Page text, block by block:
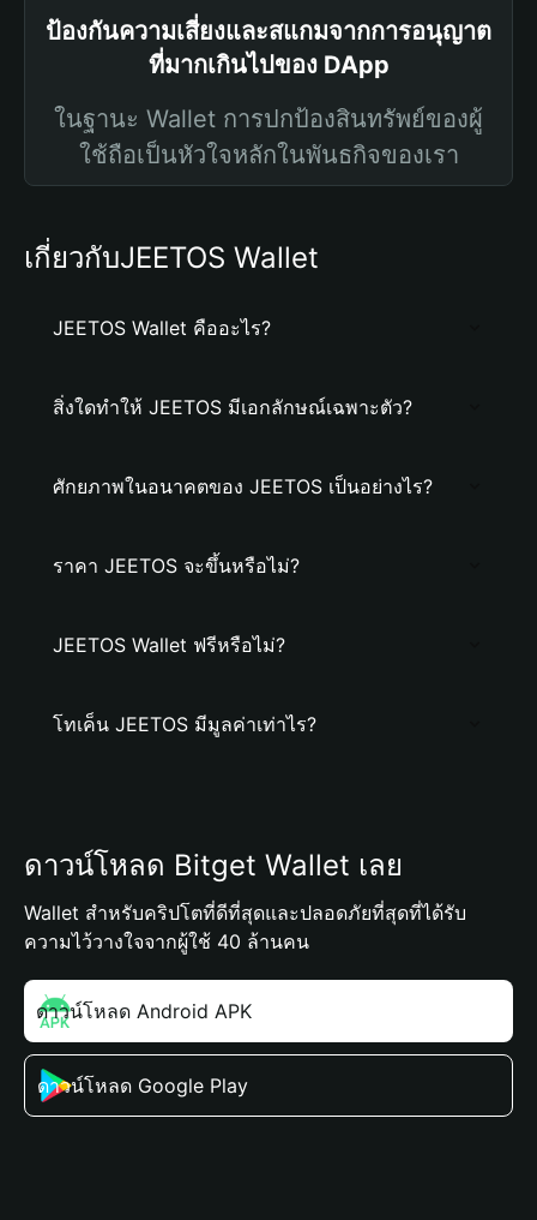
ป้องกันความเสี่ยงและสแกมจากการอนุญาต
ที่มากเกินไปของ DApp
ในฐานะ Wallet การปกป้องสินทรัพย์ของผู้
ใช้ถือเป็นหัวใจหลักในพันธกิจของเรา
เกี่ยวกับJEETOS Wallet
JEETOS Wallet คืออะไร?
สิ่งใดทำให้ JEETOS มีเอกลักษณ์เฉพาะตัว?
ศักยภาพในอนาคตของ JEETOS เป็นอย่างไร?
ราคา JEETOS จะขึ้นหรือไม่?
JEETOS Wallet ฟรีหรือไม่?
โทเค็น JEETOS มีมูลค่าเท่าไร?
ดาวน์โหลด Bitget Wallet เลย
Wallet สำหรับคริปโตที่ดีที่สุดและปลอดภัยที่สุดที่ได้รับ
ความไว้วางใจจากผู้ใช้ 40 ล้านคน
ดาวน์โหลด Android APK
ดาวน์โหลด Google Play